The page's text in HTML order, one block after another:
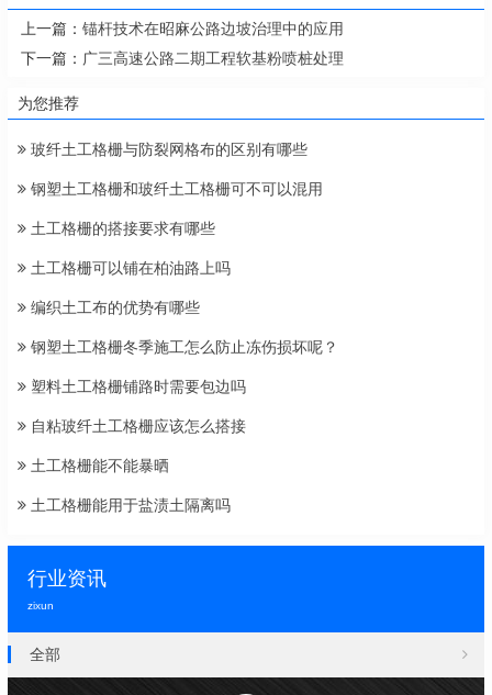
上一篇： 锚杆技术在昭麻公路边坡治理中的应用
下一篇： 广三高速公路二期工程软基粉喷桩处理
为您推荐
玻纤土工格栅与防裂网格布的区别有哪些
钢塑土工格栅和玻纤土工格栅可不可以混用
土工格栅的搭接要求有哪些
土工格栅可以铺在柏油路上吗
编织土工布的优势有哪些
钢塑土工格栅冬季施工怎么防止冻伤损坏呢？
塑料土工格栅铺路时需要包边吗
自粘玻纤土工格栅应该怎么搭接
土工格栅能不能暴晒
土工格栅能用于盐渍土隔离吗
行业资讯
zixun
全部